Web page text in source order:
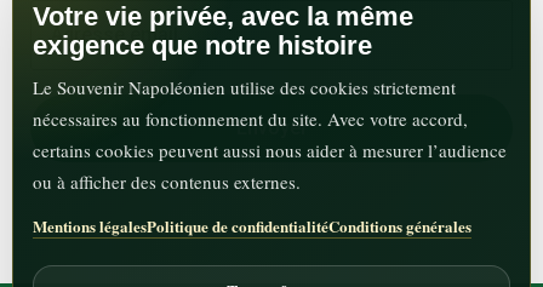
Votre vie privée, avec la même
exigence que notre histoire
Le Souvenir Napoléonien utilise des cookies strictement
nécessaires au fonctionnement du site. Avec votre accord,
certains cookies peuvent aussi nous aider à mesurer l’audience
ou à afficher des contenus externes.
Mentions légalesPolitique de confidentialitéConditions générales